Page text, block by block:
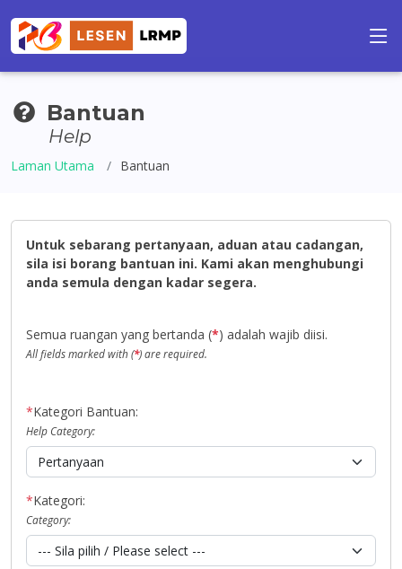
Bantuan
Help
Laman Utama Bantuan
Untuk sebarang pertanyaan, aduan atau cadangan,
sila isi borang bantuan ini. Kami akan menghubungi
anda semula dengan kadar segera.
Semua ruangan yang bertanda (*) adalah wajib diisi.
All fields marked with (*) are required.
*Kategori Bantuan:
Help Category:
*Kategori:
Category: